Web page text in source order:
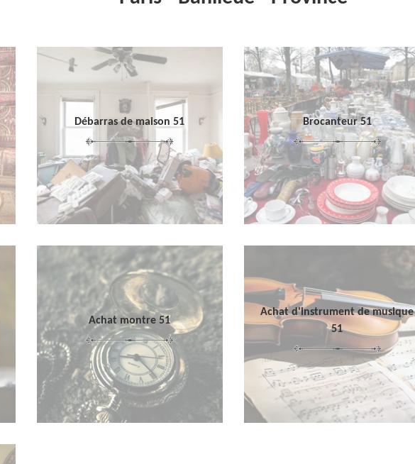
Débarras de maison 51 Brocanteur 51
Achat montre 51
Achat d'instrument de musique
51